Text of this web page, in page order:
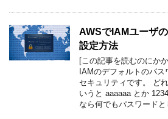
AWSでIAMユーザ
設定方法
[この記事を読むのにか
IAMのデフォルトのパ
セキュリティです。 ど
いうと aaaaaa とか
なら何でもパスワード